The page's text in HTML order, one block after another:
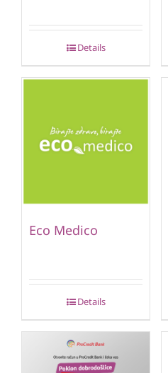
Details
Eco Medico
Details